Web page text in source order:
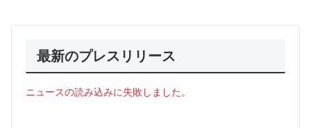
最新のプレスリリース
ニュースの読み込みに失敗しました。